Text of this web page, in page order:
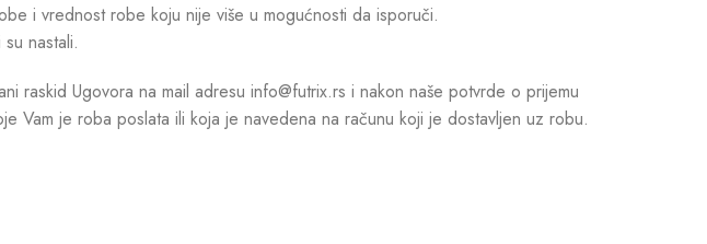
i vrednost robe koju nije više u mogućnosti da isporuči.
nastali.
Ugovora na mail adresu info@futrix.rs i nakon naše potvrde o prijemu
Vam je roba poslata ili koja je navedena na računu koji je dostavljen uz robu.